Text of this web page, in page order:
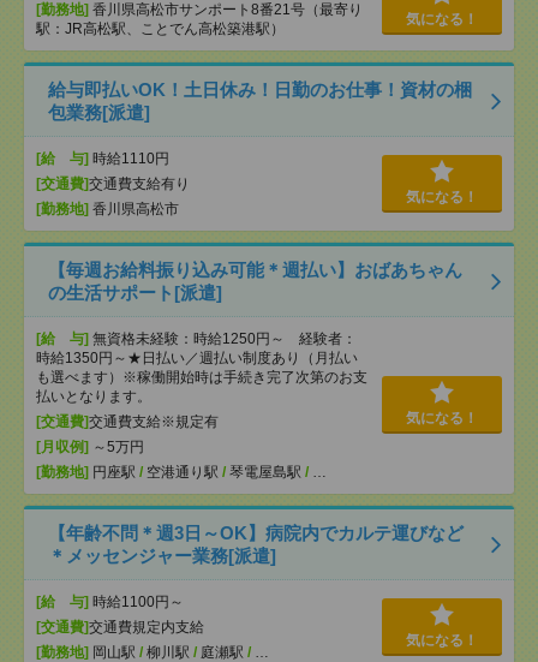
[勤務地] 香川県高松市サンポート8番21号（最寄り
駅：JR高松駅、ことでん高松築港駅）
気になる！
給与即払いOK！土日休み！日勤のお仕事！資材の梱
包業務[派遣]
[給 与] 時給1110円
[交通費]交通費支給有り
[勤務地] 香川県高松市
気になる！
【毎週お給料振り込み可能＊週払い】おばあちゃん
の生活サポート[派遣]
[給 与] 無資格未経験：時給1250円～ 経験者：
時給1350円～★日払い／週払い制度あり（月払い
も選べます）※稼働開始時は手続き完了次第のお支
払いとなります。
[交通費]交通費支給※規定有
[月収例] ～5万円
[勤務地] 円座駅 / 空港通り駅 / 琴電屋島駅 / …
気になる！
【年齢不問＊週3日～OK】病院内でカルテ運びなど
＊メッセンジャー業務[派遣]
[給 与] 時給1100円～
[交通費]交通費規定内支給
[勤務地] 岡山駅 / 柳川駅 / 庭瀬駅 / …
気になる！